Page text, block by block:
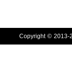
Copyright © 2013-